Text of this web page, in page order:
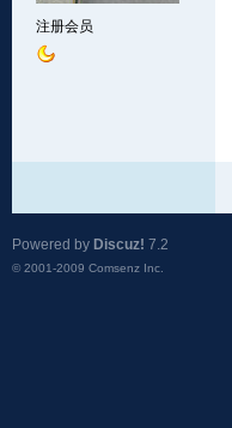
注册会员
Powered by Discuz! 7.2
© 2001-2009 Comsenz Inc.